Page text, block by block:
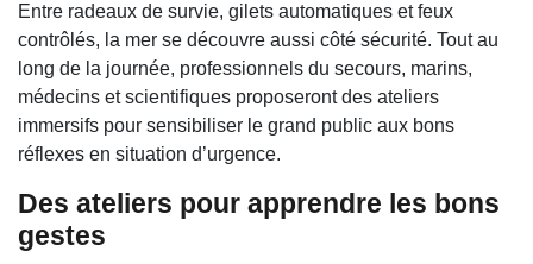
Entre radeaux de survie, gilets automatiques et feux
contrôlés, la mer se découvre aussi côté sécurité. Tout au
long de la journée, professionnels du secours, marins,
médecins et scientifiques proposeront des ateliers
immersifs pour sensibiliser le grand public aux bons
réflexes en situation d’urgence.
Des ateliers pour apprendre les bons
gestes